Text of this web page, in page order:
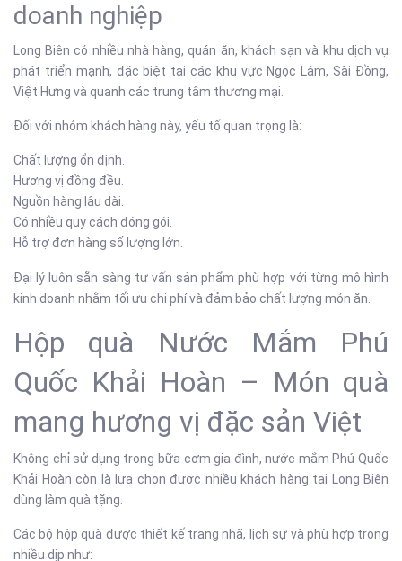
doanh nghiệp
Long Biên có nhiều nhà hàng, quán ăn, khách sạn và khu dịch vụ
phát triển mạnh, đặc biệt tại các khu vực Ngọc Lâm, Sài Đồng,
Việt Hưng và quanh các trung tâm thương mại.
Đối với nhóm khách hàng này, yếu tố quan trọng là:
Chất lượng ổn định.
Hương vị đồng đều.
Nguồn hàng lâu dài.
Có nhiều quy cách đóng gói.
Hỗ trợ đơn hàng số lượng lớn.
Đại lý luôn sẵn sàng tư vấn sản phẩm phù hợp với từng mô hình
kinh doanh nhằm tối ưu chi phí và đảm bảo chất lượng món ăn.
Hộp quà Nước Mắm Phú
Quốc Khải Hoàn – Món quà
mang hương vị đặc sản Việt
Không chỉ sử dụng trong bữa cơm gia đình, nước mắm Phú Quốc
Khải Hoàn còn là lựa chọn được nhiều khách hàng tại Long Biên
dùng làm quà tặng.
Các bộ hộp quà được thiết kế trang nhã, lịch sự và phù hợp trong
nhiều dịp như: